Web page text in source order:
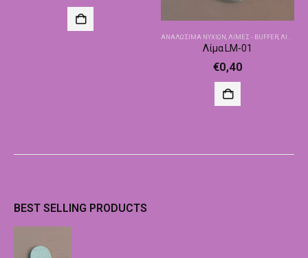
ΑΝΑΛΏΣΙΜΑ ΝΥΧΙΏΝ,ΛΊΜΕΣ - BUFFER,ΛΊΜΕΣ ΓΙΑ ΤΕΧΝΗΤΆ
Λίμα LM-01
€0,40
BEST SELLING PRODUCTS